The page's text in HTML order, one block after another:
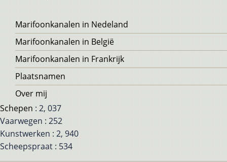
Voet
Marifoonkanalen in Nedeland
Marifoonkanalen in België
Marifoonkanalen in Frankrijk
Plaatsnamen
Over mij
Schepen : 2, 037
Vaarwegen : 252
Kunstwerken : 2, 940
Scheepspraat : 534